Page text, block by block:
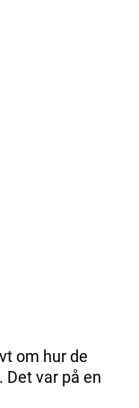
om hur de
var på en